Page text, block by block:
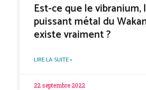
Est-ce que le vibranium,
puissant métal du
existe vraiment ?
LIRE LA SUITE »
22 septembre 2022